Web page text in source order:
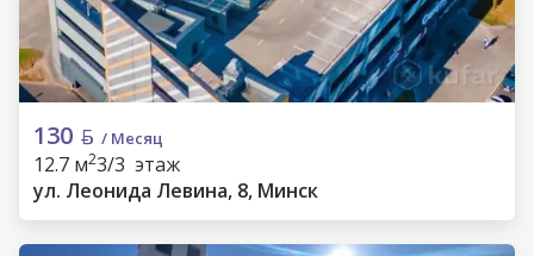
130 / Месяц
12.7 м23/3 этаж
ул. Леонида Левина, 8, Минск